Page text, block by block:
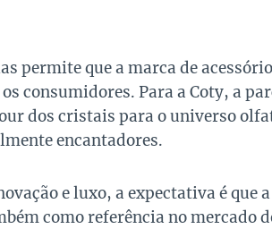
permite que a marca de
consumidores. Para a Coty, a
dos cristais para o universo
encantadores.
e luxo, a expectativa é que a
como referência no mercado